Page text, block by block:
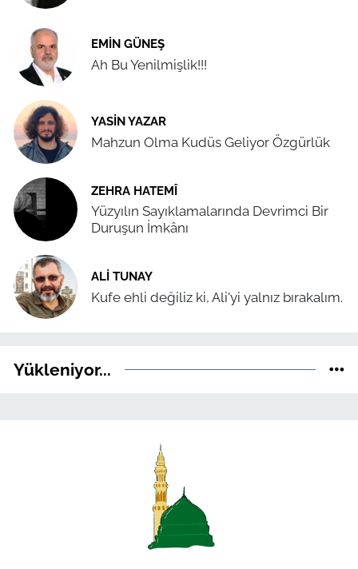
EMIN GÜNEŞ
Ah Bu Yenilmişlik!!!
YASIN YAZAR
Mahzun Olma Kudüs Geliyor Özgürlük
ZEHRA HATEMÎ
Yüzyılın Sayıklamalarında Devrimci Bir
Duruşun İmkânı
ALI TUNAY
Kufe ehli değiliz ki, Ali'yi yalnız bırakalım.
Yükleniyor...